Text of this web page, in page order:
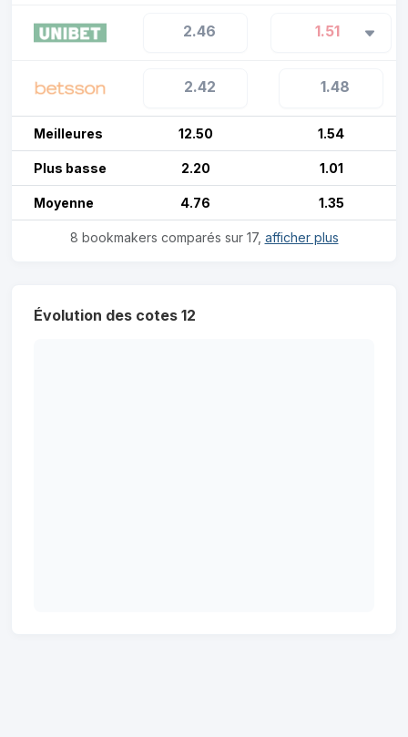
2.46 1.51
2.42 1.48
Meilleures 12.50 1.54
Plus basse 2.20 1.01
Moyenne 4.76 1.35
8 bookmakers comparés sur 17, afficher plus
Évolution des cotes 12